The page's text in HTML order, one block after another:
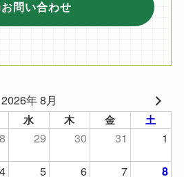
お問い合わせ
2026年 8月
水 木 金 土
29 30 31
1
4 5 6 7 8